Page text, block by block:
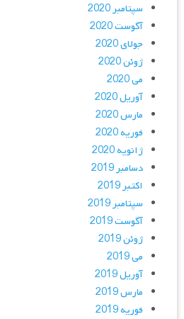
سپتامبر 2020
آگوست 2020
جولای 2020
ژوئن 2020
می 2020
آوریل 2020
مارس 2020
فوریه 2020
ژانویه 2020
دسامبر 2019
اکتبر 2019
سپتامبر 2019
آگوست 2019
ژوئن 2019
می 2019
آوریل 2019
مارس 2019
فوریه 2019